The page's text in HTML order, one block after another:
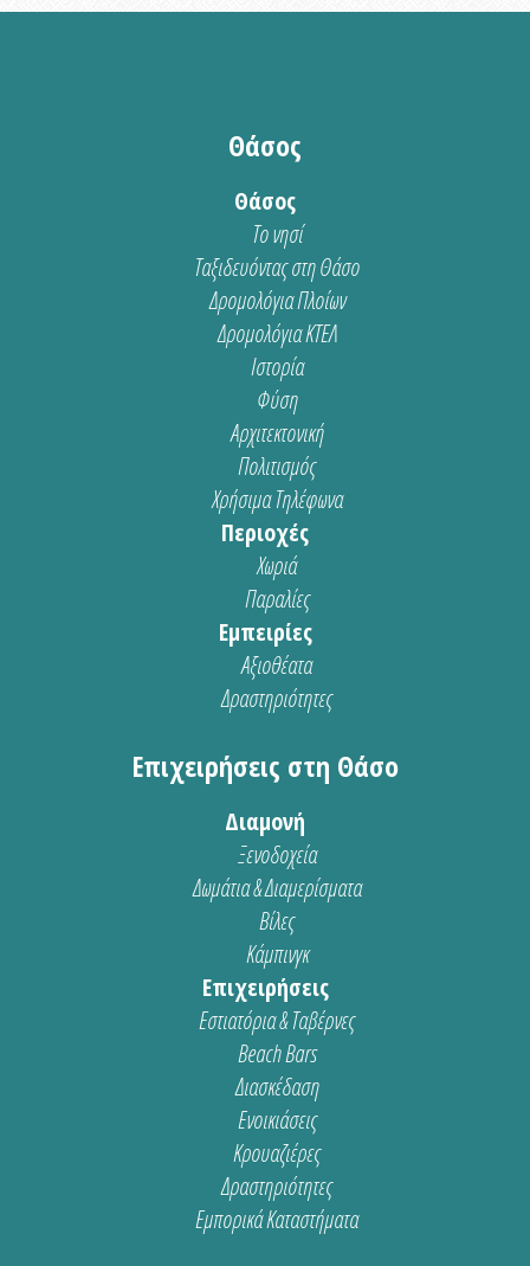
Θάσος
Θάσος
Το νησί
Ταξιδευόντας στη Θάσο
Δρομολόγια Πλοίων
Δρομολόγια ΚΤΕΛ
Ιστορία
Φύση
Αρχιτεκτονική
Πολιτισμός
Χρήσιμα Τηλέφωνα
Περιοχές
Χωριά
Παραλίες
Εμπειρίες
Αξιοθέατα
Δραστηριότητες
Επιχειρήσεις στη Θάσο
Διαμονή
Ξενοδοχεία
Δωμάτια & Διαμερίσματα
Βίλες
Κάμπινγκ
Επιχειρήσεις
Εστιατόρια & Ταβέρνες
Beach Bars
Διασκέδαση
Ενοικιάσεις
Κρουαζιέρες
Δραστηριότητες
Εμπορικά Καταστήματα